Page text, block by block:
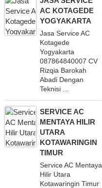
AC KOTAGEDE
YOGYAKARTA
Jasa Service AC
Kotagede
Yogyakarta
087864840007 CV
Rizqia Barokah
Abadi Dengan
Teknisi ...
SERVICE AC
MENTAYA HILIR
UTARA
KOTAWARINGIN
TIMUR
Service AC Mentaya
Hilir Utara
Kotawaringin Timur